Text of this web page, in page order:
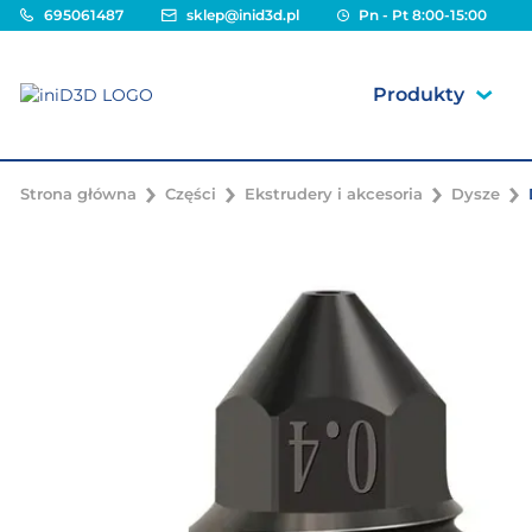
695061487 sklep@inid3d.pl Pn - Pt 8:00-15:00
Produkty
Strona główna Części Ekstrudery i akcesoria Dysze